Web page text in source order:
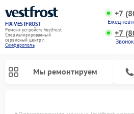
FIX-VESTFROST
Ремонт устройств Vestfrost
Специализированный
cервисный центр г.
Симферополь
+7
+7
Мы ремонтируем